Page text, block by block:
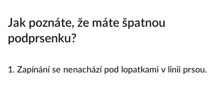
Jak poznáte, že máte špatnou
podprsenku?
1. Zapínání se nenachází pod lopatkami v linii prsou.